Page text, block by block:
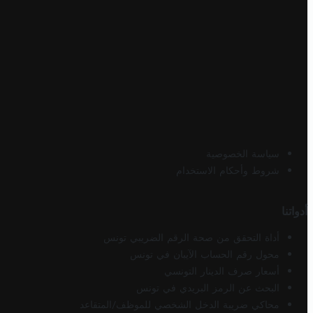
سياسة الخصوصية
شروط وأحكام الاستخدام
أدواتنا
أداة التحقق من صحة الرقم الضريبي تونس
محول رقم الحساب الآيبان في تونس
أسعار صرف الدينار التونسي
البحث عن الرمز البريدي في تونس
محاكي ضريبة الدخل الشخصي للموظف/المتقاعد